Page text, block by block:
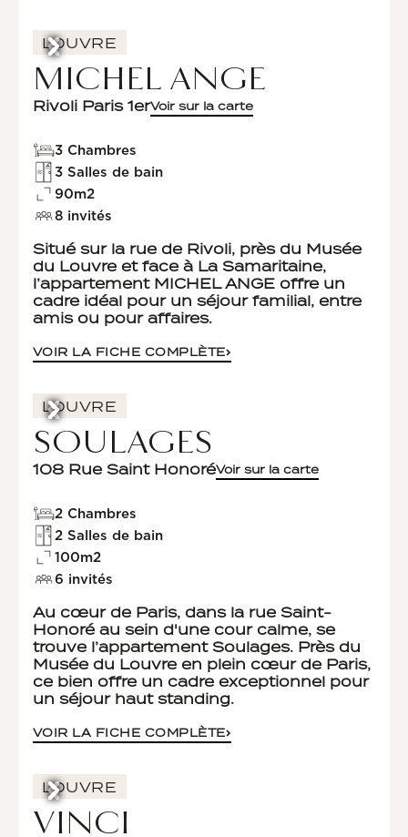
LOUVRE
MICHEL ANGE
Rivoli Paris 1erVoir sur la carte
3 Chambres
3 Salles de bain
90m2
8 invités
Situé sur la rue de Rivoli, près du Musée
du Louvre et face à La Samaritaine,
l’appartement MICHEL ANGE offre un
cadre idéal pour un séjour familial, entre
amis ou pour affaires.
VOIR LA FICHE COMPLÈTE
LOUVRE
SOULAGES
108 Rue Saint HonoréVoir sur la carte
2 Chambres
2 Salles de bain
100m2
6 invités
Au cœur de Paris, dans la rue Saint-
Honoré au sein d'une cour calme, se
trouve l’appartement Soulages. Près du
Musée du Louvre en plein cœur de Paris,
ce bien offre un cadre exceptionnel pour
un séjour haut standing.
VOIR LA FICHE COMPLÈTE
LOUVRE
VINCI